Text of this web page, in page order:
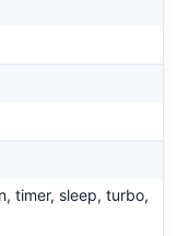
timer, sleep, turbo,